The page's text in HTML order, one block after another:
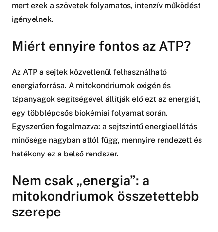
mert ezek a szövetek folyamatos, intenzív működést
igényelnek.
Miért ennyire fontos az ATP?
Az ATP a sejtek közvetlenül felhasználható
energiaforrása. A mitokondriumok oxigén és
tápanyagok segítségével állítják elő ezt az energiát,
egy többlépcsős biokémiai folyamat során.
Egyszerűen fogalmazva: a sejtszintű energiaellátás
minősége nagyban attól függ, mennyire rendezett és
hatékony ez a belső rendszer.
Nem csak „energia”: a
mitokondriumok összetettebb
szerepe